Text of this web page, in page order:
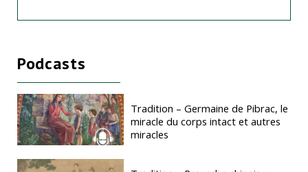
Podcasts
Tradition – Germaine de Pibrac, le
miracle du corps intact et autres
miracles